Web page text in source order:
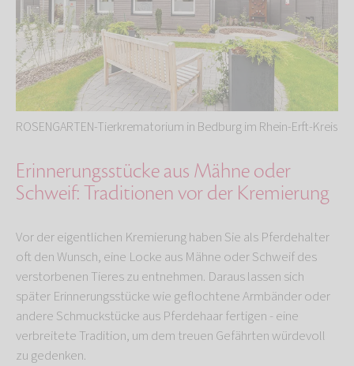
ROSENGARTEN-Tierkrematorium in Bedburg im Rhein-Erft-Kreis
Erinnerungsstücke aus Mähne oder
Schweif: Traditionen vor der Kremierung
Vor der eigentlichen Kremierung haben Sie als Pferdehalter
oft den Wunsch, eine Locke aus Mähne oder Schweif des
verstorbenen Tieres zu entnehmen. Daraus lassen sich
später Erinnerungsstücke wie geflochtene Armbänder oder
andere Schmuckstücke aus Pferdehaar fertigen - eine
verbreitete Tradition, um dem treuen Gefährten würdevoll
zu gedenken.